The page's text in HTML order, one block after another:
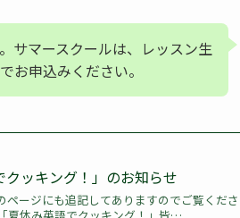
サマースクールは、レッスン生
お申込みください。
ッキング！」のお知らせ
ージにも追記してありますのでご覧くだ